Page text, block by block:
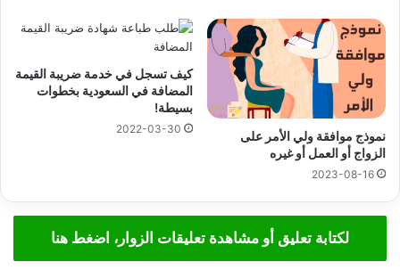
نموذج موافقة ولي الأمر على
الزواج أو العمل أو غيره
2023-08-16
كيف تسجل في خدمة ضريبة القيمة
المضافة في السعودية بخطوات
بسيطة!
2022-03-30
لكتابة تعليق أو مشاهدة تعليقات الزوار، اضغط هنا